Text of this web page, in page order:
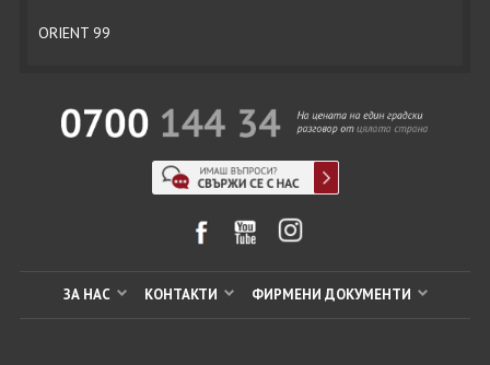
ORIENT 99
ЗА НАС КОНТАКТИ ФИРМЕНИ ДОКУМЕНТИ